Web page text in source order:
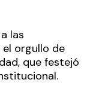
las
orgullo de
que festejó